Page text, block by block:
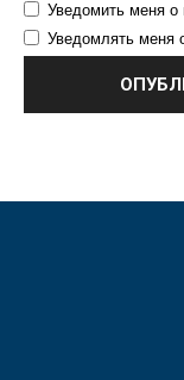
Уведомить меня о
Уведомлять меня